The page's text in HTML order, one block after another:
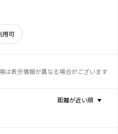
用可
は表示情報が異なる場合がございます
距離が近い順